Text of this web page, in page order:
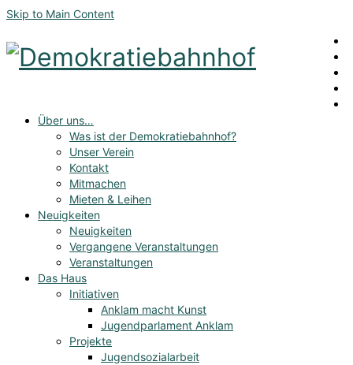
Skip to Main Content
Über uns…
Was ist der Demokratiebahnhof?
Unser Verein
Kontakt
Mitmachen
Mieten & Leihen
Neuigkeiten
Neuigkeiten
Vergangene Veranstaltungen
Veranstaltungen
Das Haus
Initiativen
Anklam macht Kunst
Jugendparlament Anklam
Projekte
Jugendsozialarbeit